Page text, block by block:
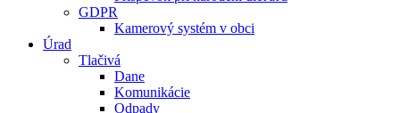
GDPR
Kamerový systém v obci
Úrad
Tlačivá
Dane
Komunikácie
Odpady